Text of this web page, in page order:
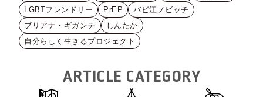
LGBTフレンドリー
PrEP
バビ江ノビッチ
ブリアナ・ギガンテ
しんたか
自分らしく生きるプロジェクト
ARTICLE CATEGORY